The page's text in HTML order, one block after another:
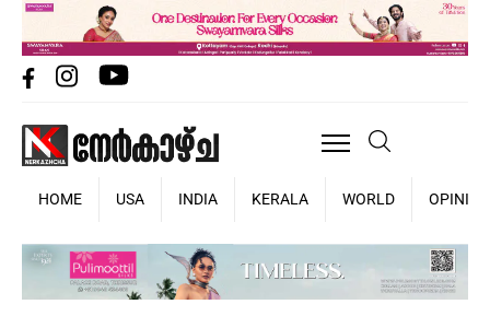
HOME USA INDIA KERALA WORLD OPINION